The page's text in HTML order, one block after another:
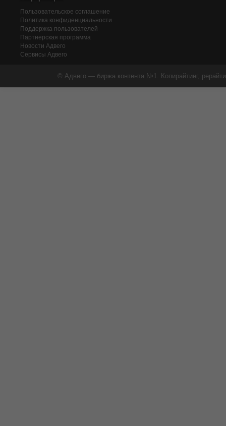
Пользовательское соглашение
Политика конфиденциальности
Поддержка пользователей
Партнерская программа
Новости Адвего
Сервисы Адвего
© Адвего — биржа контента №1. Копирайтинг,